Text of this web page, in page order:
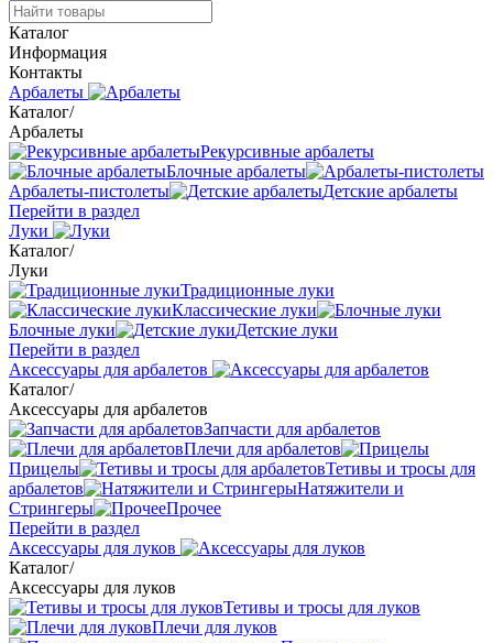
Каталог
Информация
Контакты
Арбалеты
Каталог/
Арбалеты
Рекурсивные арбалеты
Блочные арбалеты
Арбалеты-пистолеты
Детские арбалеты
Перейти в раздел
Луки
Каталог/
Луки
Традиционные луки
Классические луки
Блочные луки
Детские луки
Перейти в раздел
Аксессуары для арбалетов
Каталог/
Аксессуары для арбалетов
Запчасти для арбалетов
Плечи для арбалетов
Прицелы
Тетивы и тросы для
арбалетов
Натяжители и
Стрингеры
Прочее
Перейти в раздел
Аксессуары для луков
Каталог/
Аксессуары для луков
Тетивы и тросы для луков
Плечи для луков